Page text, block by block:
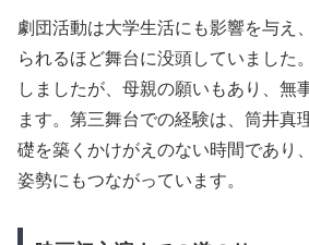
劇団活動は大学生活にも影響を与え
られるほど舞台に没頭していました
しましたが、母親の願いもあり、無
ます。第三舞台での経験は、筒井真
礎を築くかけがえのない時間であり
姿勢にもつながっています。